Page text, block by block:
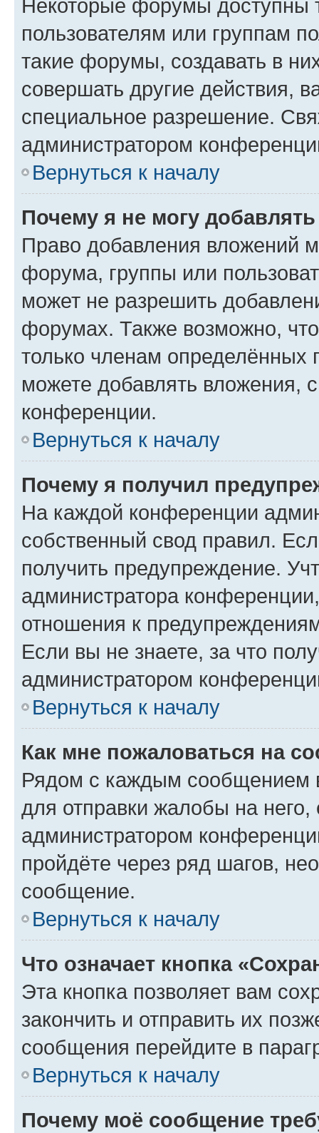
Некоторые форумы доступны
пользователям или группам
такие форумы, создавать в
совершать другие действия,
специальное разрешение.
администратором
Вернуться к началу
Почему я не могу
Право добавления вложений
форума, группы или
может не разрешить
форумах. Также возможно,
только членам определённых
можете добавлять вложения,
конференции.
Вернуться к началу
Почему я получил
На каждой конференции
собственный свод правил.
получить предупреждение.
администратора
отношения к
Если вы не знаете, за что
администратором
Вернуться к началу
Как мне пожаловаться на
Рядом с каждым сообщением
для отправки жалобы на
администратором
пройдёте через ряд шагов,
сообщение.
Вернуться к началу
Что означает кнопка
Эта кнопка позволяет вам
закончить и отправить их
сообщения перейдите в
Вернуться к началу
Почему моё сообщение